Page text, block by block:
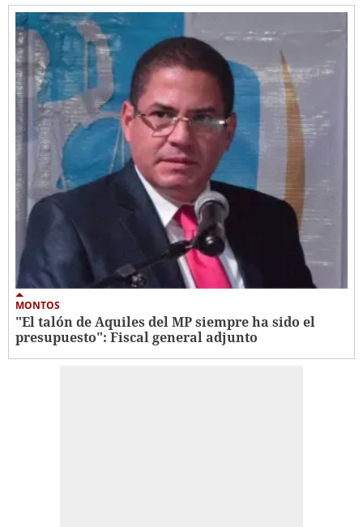
MONTOS
"El talón de Aquiles del MP siempre ha sido el
presupuesto": Fiscal general adjunto